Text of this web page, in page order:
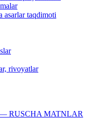
asarlar taqdimoti
rivoyatlar
MATNLAR